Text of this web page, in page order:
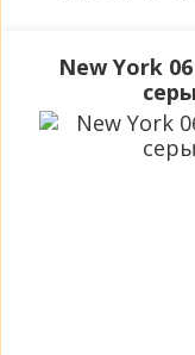
New York